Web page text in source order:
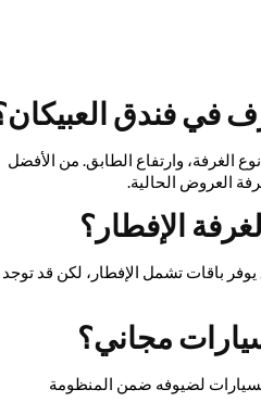
في فندق العبيكان؟
وارتفاع الطابق. من الأفضل
العروض الحالية.
الإفطار؟
باقات تشمل الإفطار، لكن قد توجد
مجاني؟
لضيوفه ضمن المنظومة